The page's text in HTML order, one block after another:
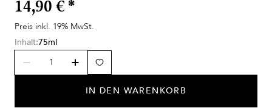
14,90 € *
Preis inkl. 19% MwSt.
Inhalt:75ml
IN DEN WARENKORB